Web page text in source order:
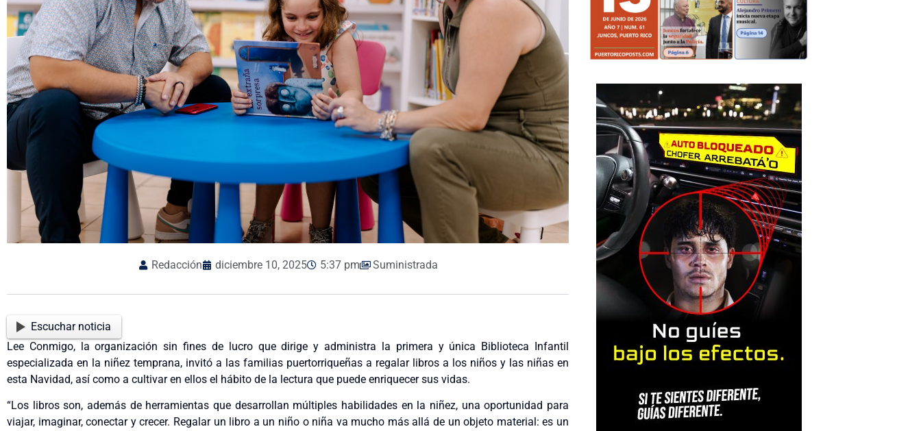
Redacción diciembre 10, 2025 5:37 pm Suministrada
Escuchar noticia
Lee Conmigo, la organización sin fines de lucro que dirige y administra la primera y única Biblioteca Infantil
especializada en la niñez temprana, invitó a las familias puertorriqueñas a regalar libros a los niños y las niñas en
esta Navidad, así como a cultivar en ellos el hábito de la lectura que puede enriquecer sus vidas.
“Los libros son, además de herramientas que desarrollan múltiples habilidades en la niñez, una oportunidad para
viajar, imaginar, conectar y crecer. Regalar un libro a un niño o niña va mucho más allá de un objeto material: es un